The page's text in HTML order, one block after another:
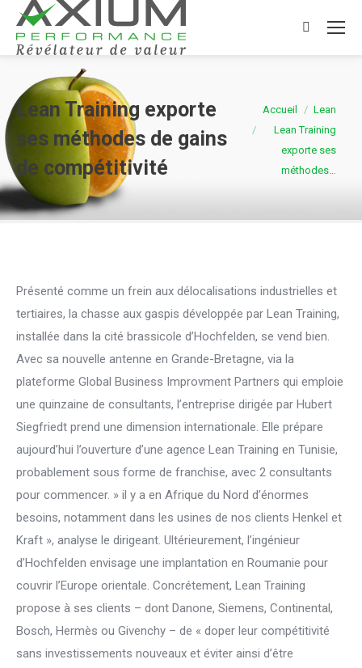
Search:
Lean Training exporte
ses méthodes de gains
de compétitivité
Vous êtes ici :
Accueil
Lean
Lean Training
exporte ses
méthodes…
Présenté comme un frein aux délocalisations industrielles et
tertiaires, la chasse aux gaspis développée par Lean Training,
installée dans la cité brassicole d’Hochfelden, se vend bien.
Avec sa nouvelle antenne en Grande-Bretagne, via la
plateforme Global Business Improvment Partners qui emploie
une quinzaine de consultants, l’entreprise dirigée par Hubert
Siegfriedt prend une dimension internationale. Elle prépare
aujourd’hui l’ouverture d’une agence Lean Training en Tunisie,
probablement sous forme de franchise, avec 2 consultants
pour commencer. » il y a en Afrique du Nord d’énormes
besoins, notamment dans les usines de nos clients Henkel et
Kraft », analyse le dirigeant. Ultérieurement, l’ingénieur
d’Hochfelden envisage une implantation en Roumanie pour
couvrir l’Europe orientale. Concrétement, Lean Training
propose à ses clients – dont Danone, Siemens, Continental,
Bosch, Hermès ou Givenchy – de « doper leur compétitivité
sans investissements nouveaux et éviter ainsi d’être